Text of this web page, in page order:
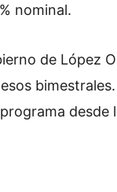
nominal.
de López
desde